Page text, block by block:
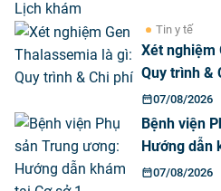
Tin y tế
Xét nghiệm
Quy trình &
07/08/2026
Bệnh viện
Hướng dẫn
07/08/2026